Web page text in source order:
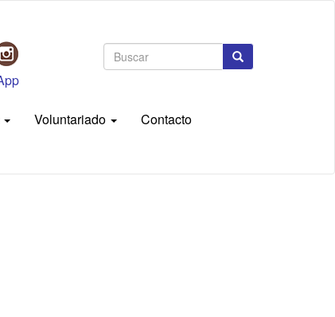
Formulario
búsqueda
Voluntariado
Contacto